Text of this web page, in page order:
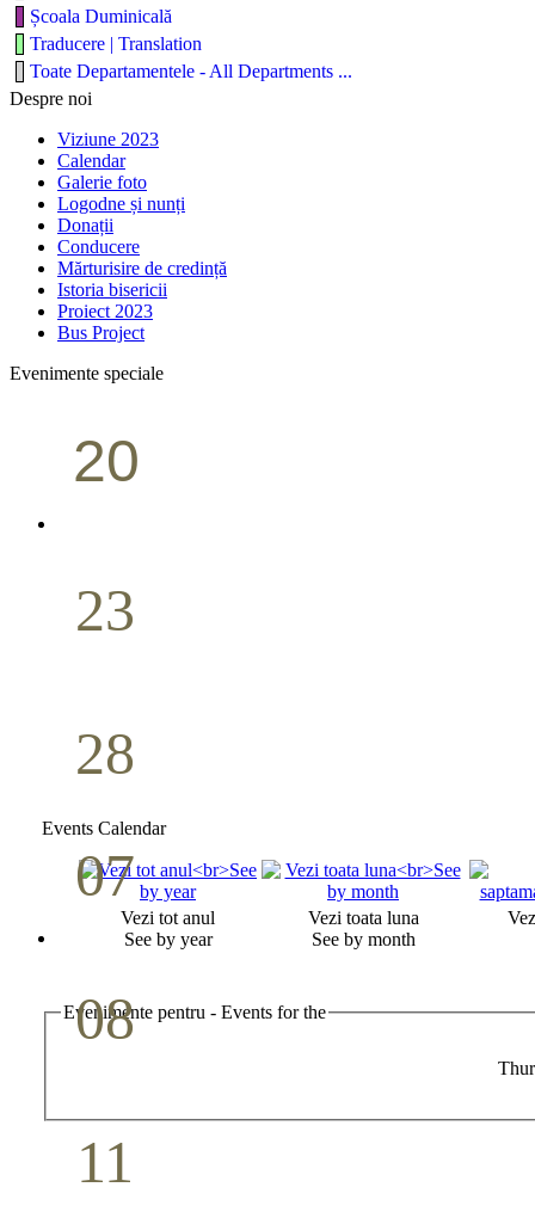
Școala Duminicală
Traducere | Translation
Toate Departamentele - All Departments ...
Despre noi
Viziune 2023
Calendar
Galerie foto
Logodne și nunți
Donații
Conducere
Mărturisire de credință
Istoria bisericii
Proiect 2023
Bus Project
Evenimente speciale
20
23
28
07 Cina Domnului
08 Studiu biblic pentru tineri
11
Events Calendar
Vezi tot anul
See by year
Vezi toata luna
See by month
Evenimente pentru - Events for the